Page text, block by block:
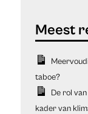
taboe?
De rol
kader van